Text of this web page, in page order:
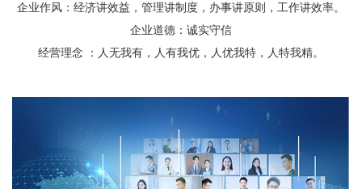
企业作风：经济讲效益，管理讲制度，办事讲原则，工作讲效率。
企业道德：诚实守信
经营理念 ：人无我有，人有我优，人优我特，人特我精。